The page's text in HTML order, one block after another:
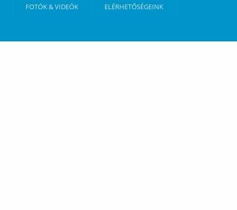
FOTÓK & VIDEÓK ELÉRHETŐSÉGEINK